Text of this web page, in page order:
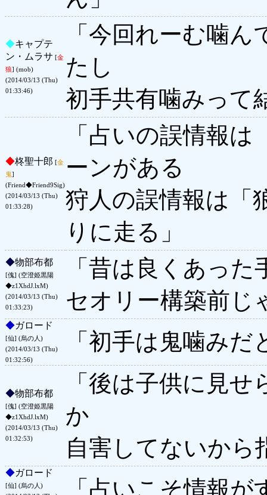
◆キャプテ
ン・ムラサ [金
狼] (mob)
(2014/03/13 (Thu)
01:33:46)
「今回れーむ噛
たし
初手共有噛みって
◆柊聖十郎 [金
鬼]
(Friend◆Friend9Sig)
(2014/03/13 (Thu)
01:33:28)
「占いの誤情報
ーンがある
狩人の誤情報は「
りに走る」
◆物部布都
[傀] (空澄姫黒陽
◆z1XhdJ.lxM)
(2014/03/13 (Thu)
01:33:23)
「昔は良くあっ
セオリー構築前じ
◆ガロード
[仙] (烏の人)
(2014/03/13 (Thu)
01:32:56)
「初手は鬼噛み
◆物部布都
[傀] (空澄姫黒陽
◆z1XhdJ.lxM)
(2014/03/13 (Thu)
01:32:53)
「後は子供に見
か
自害してないから
◆ガロード
[仙] (烏の人)
「占いこそ情報